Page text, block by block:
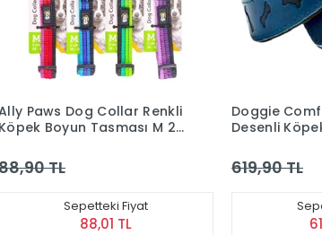
Comfort Deri Kemik
Desenli Köpek Boyun
35 Cm TL
Sepetteki Fiyat
613,70 TL
Doglife
Tasma
56,90 TL